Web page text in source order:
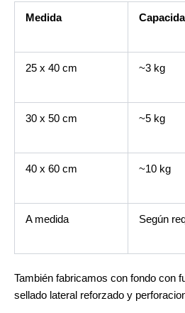
Medida
25 x 40 cm ~3 kg
30 x 50 cm ~5 kg
40 x 60 cm ~10 kg
A medida Según
También fabricamos con fondo con
sellado lateral reforzado y